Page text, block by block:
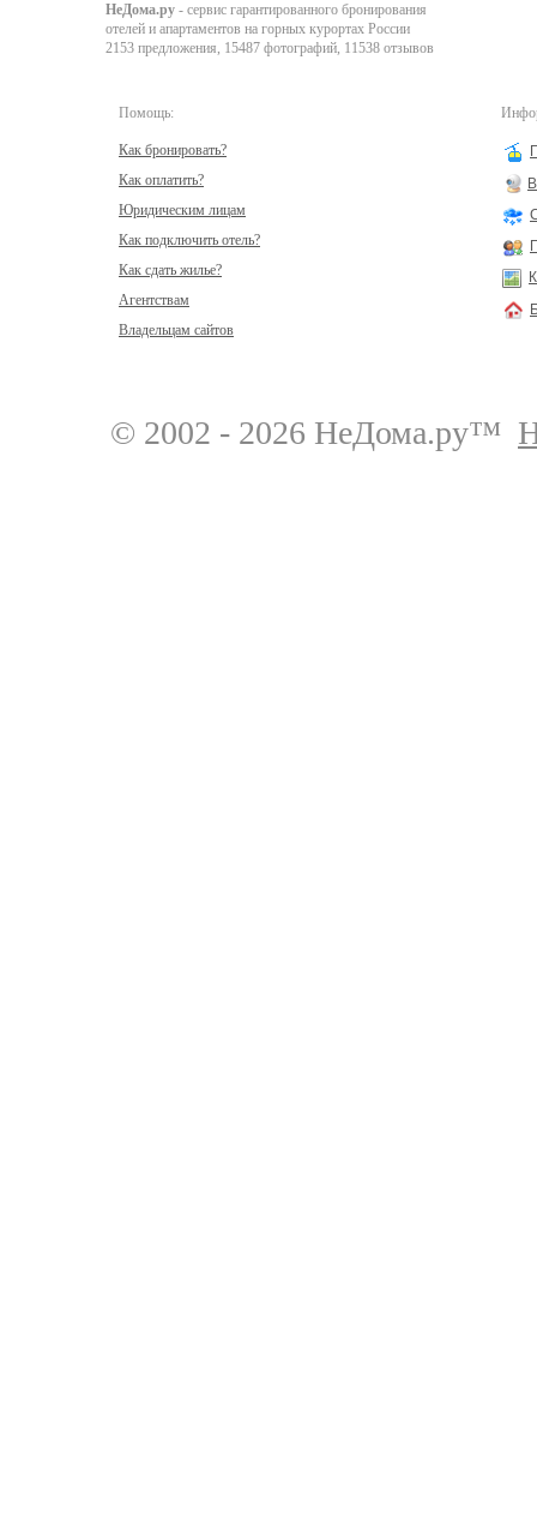
НеДома.ру - сервис гарантированного бронирования
отелей и апартаментов на горных курортах России
2153 предложения, 15487 фотографий, 11538 отзывов
Помощь:
Как бронировать?
Как оплатить?
Юридическим лицам
Как подключить отель?
Как сдать жилье?
Агентствам
Владельцам сайтов
© 2002 - 2026 НеДома.ру™